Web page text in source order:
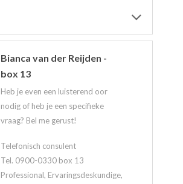
Bianca van der Reijden -
box 13
Heb je even een luisterend oor
nodig of heb je een specifieke
vraag? Bel me gerust!
Telefonisch consulent
Tel. 0900-0330 box 13
Professional, Ervaringsdeskundige,